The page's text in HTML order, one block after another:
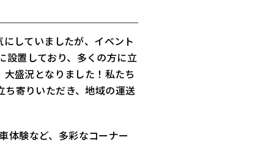
していましたが、イベント
設置しており、多くの方に立
盛況となりました！私たち
寄りいただき、地域の運送
体験など、多彩なコーナー